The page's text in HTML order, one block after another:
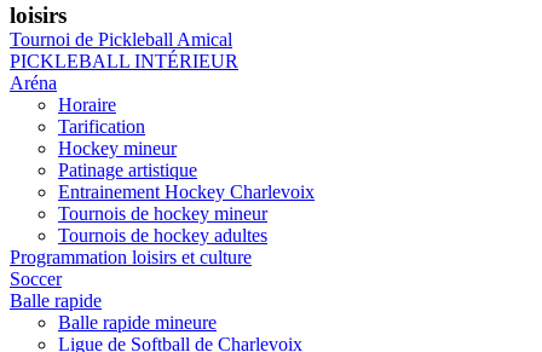
loisirs
Tournoi de Pickleball Amical
PICKLEBALL INTÉRIEUR
Aréna
Horaire
Tarification
Hockey mineur
Patinage artistique
Entrainement Hockey Charlevoix
Tournois de hockey mineur
Tournois de hockey adultes
Programmation loisirs et culture
Soccer
Balle rapide
Balle rapide mineure
Ligue de Softball de Charlevoix